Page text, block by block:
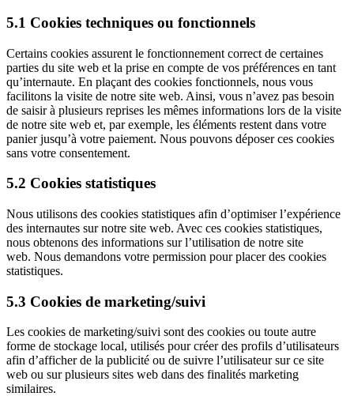
5.1 Cookies techniques ou fonctionnels
Certains cookies assurent le fonctionnement correct de certaines
parties du site web et la prise en compte de vos préférences en tant
qu’internaute. En plaçant des cookies fonctionnels, nous vous
facilitons la visite de notre site web. Ainsi, vous n’avez pas besoin
de saisir à plusieurs reprises les mêmes informations lors de la visite
de notre site web et, par exemple, les éléments restent dans votre
panier jusqu’à votre paiement. Nous pouvons déposer ces cookies
sans votre consentement.
5.2 Cookies statistiques
Nous utilisons des cookies statistiques afin d’optimiser l’expérience
des internautes sur notre site web. Avec ces cookies statistiques,
nous obtenons des informations sur l’utilisation de notre site
web. Nous demandons votre permission pour placer des cookies
statistiques.
5.3 Cookies de marketing/suivi
Les cookies de marketing/suivi sont des cookies ou toute autre
forme de stockage local, utilisés pour créer des profils d’utilisateurs
afin d’afficher de la publicité ou de suivre l’utilisateur sur ce site
web ou sur plusieurs sites web dans des finalités marketing
similaires.